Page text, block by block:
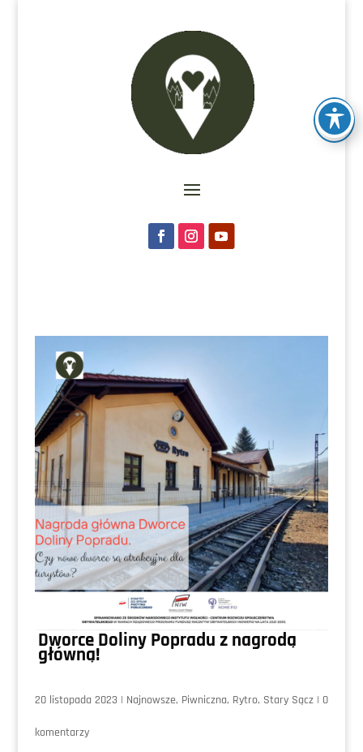
Dworce Doliny Popradu z nagrodą
główną!
20 listopada 2023 | Najnowsze, Piwniczna, Rytro, Stary Sącz| 0
komentarzy